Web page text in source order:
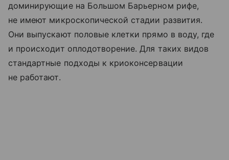
доминирующие на Большом Барьерном рифе,
не имеют микроскопической стадии развития.
Они выпускают половые клетки прямо в воду, где
и происходит оплодотворение. Для таких видов
стандартные подходы к криоконсервации
не работают.